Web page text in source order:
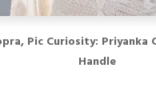
Pic Curiosity: Priyanka
Handle